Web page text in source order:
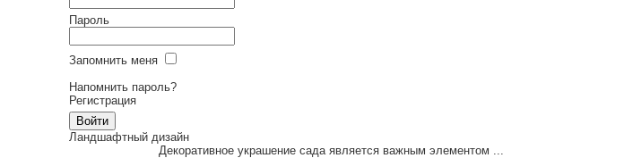
Пароль
Запомнить меня
Напомнить пароль?
Регистрация
Ландшафтный дизайн
Декоративное украшение сада является важным элементом ...